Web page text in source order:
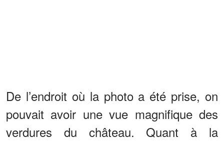
De l’endroit où la photo a été prise, on
pouvait avoir une vue magnifique des
verdures du château. Quant à la